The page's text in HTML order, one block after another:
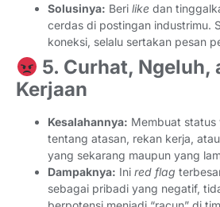
Solusinya: Beri like dan
cerdas di postingan industrimu.
koneksi, selalu sertakan pesan
5. Curhat, Ngeluh,
Kerjaan
Kesalahannya: Membuat status
tentang atasan, rekan kerja,
yang sekarang maupun yang
Dampaknya: Ini red flag
sebagai pribadi yang negatif,